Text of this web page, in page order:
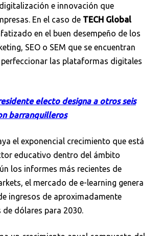
e innovación que
En el caso de TECH Global
en el buen desempeño de los
SEO o SEM que se encuentran
las plataformas digitales
electo designa a otros seis
barranquilleros
el exponencial crecimiento que está
educativo dentro del ámbito
los informes más recientes de
el mercado de e-learning genera
ingresos de aproximadamente
de dólares para 2030.